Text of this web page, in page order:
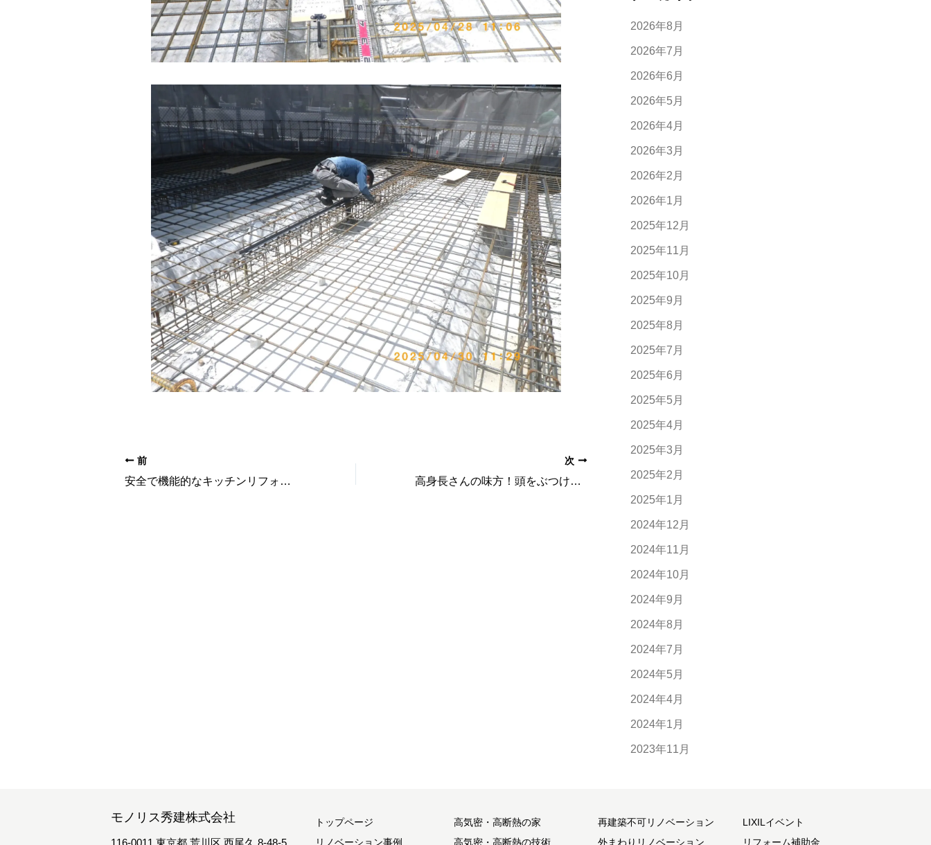
前
安全で機能的なキッチンリフォーム
次
高身長さんの味方！頭をぶつけない理想のキッチン
2026年8月
2026年7月
2026年6月
2026年5月
2026年4月
2026年3月
2026年2月
2026年1月
2025年12月
2025年11月
2025年10月
2025年9月
2025年8月
2025年7月
2025年6月
2025年5月
2025年4月
2025年3月
2025年2月
2025年1月
2024年12月
2024年11月
2024年10月
2024年9月
2024年8月
2024年7月
2024年5月
2024年4月
2024年1月
2023年11月
モノリス秀建株式会社
116-0011 東京都 荒川区 西尾久 8-48-5
トップページ
リノベーション事例
高気密・高断熱の家
高気密・高断熱の技術
再建築不可リノベーション
外まわりリノベーション
LIXILイベント
リフォーム補助金